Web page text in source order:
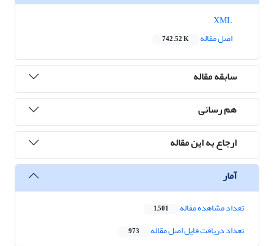
اصل مقاله
742.52 K
سابقه مقاله
هم رسانی
ارجاع به این مقاله
آمار
تعداد مشاهده مقاله 1,501
تعداد دریافت فایل اصل مقاله 973